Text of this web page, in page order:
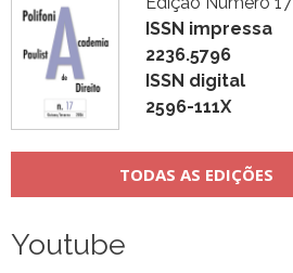
ISSN impressa
2236.5796
ISSN digital
2596-111X
TODAS AS EDIÇÕES
Youtube